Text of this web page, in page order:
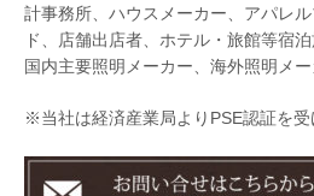
計事務所、ハウスメーカー、アパレ
ド、店舗出店者、ホテル・旅館等宿
国内主要照明メーカー、海外照明メ
※当社は経済産業局よりPSE認証を受